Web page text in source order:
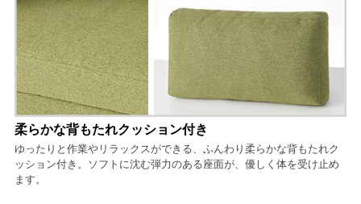
柔らかな背もたれクッション付き
ゆったりと作業やリラックスができる、ふんわり柔らかな背もたれク
ッション付き。ソフトに沈む弾力のある座面が、優しく体を受け止め
ます。